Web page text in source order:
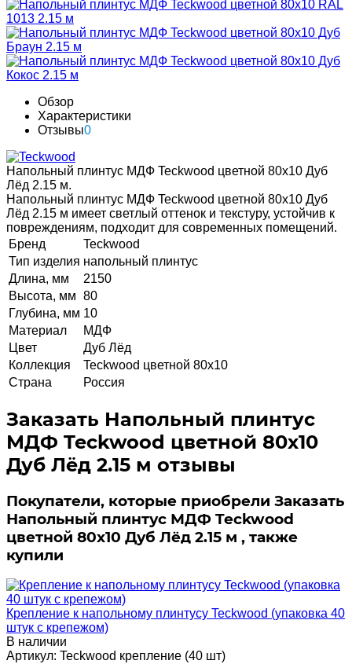
Обзор
Характеристики
Отзывы0
Напольный плинтус МДФ Teckwood цветной 80х10 Дуб
Лёд 2.15 м.
Напольный плинтус МДФ Teckwood цветной 80х10 Дуб
Лёд 2.15 м имеет светлый оттенок и текстуру, устойчив к
повреждениям, подходит для современных помещений.
Бренд
Teckwood
Тип изделия напольный плинтус
Длина, мм
2150
Высота, мм 80
Глубина, мм 10
Материал
МДФ
Цвет
Дуб Лёд
Коллекция
Teckwood цветной 80х10
Страна
Россия
Заказать Напольный плинтус
МДФ Teckwood цветной 80х10
Дуб Лёд 2.15 м отзывы
Покупатели, которые приобрели Заказать
Напольный плинтус МДФ Teckwood
цветной 80х10 Дуб Лёд 2.15 м , также
купили
Крепление к напольному плинтусу Teckwood (упаковка 40
штук с крепежом)
В наличии
Артикул: Teckwood крепление (40 шт)